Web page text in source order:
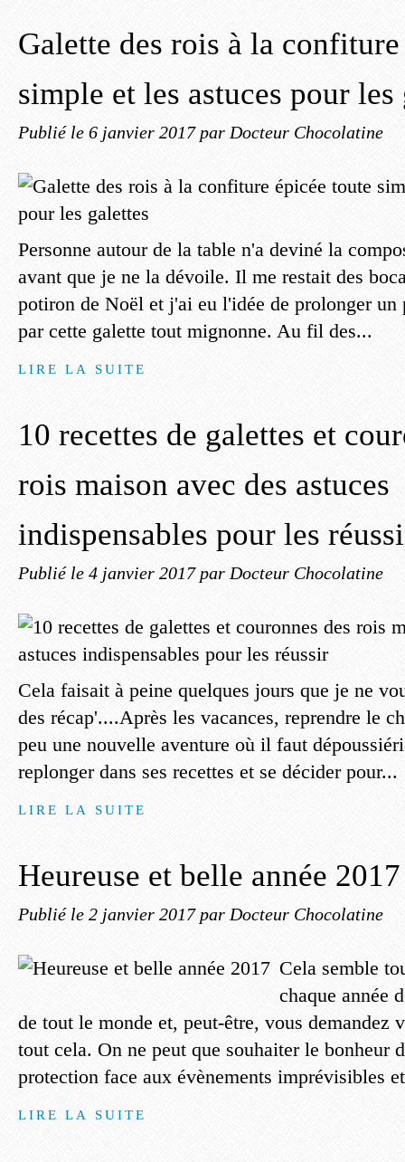
Galette des rois à la
simple et les astuces pour les
Publié le 6 janvier 2017 par Docteur Chocolatine
Personne autour de la table n'a deviné la
avant que je ne la dévoile. Il me restait des
potiron de Noël et j'ai eu l'idée de prolonger un
par cette galette tout mignonne. Au fil des...
LIRE LA SUITE
10 recettes de galettes et
rois maison avec des astuces
indispensables pour les
Publié le 4 janvier 2017 par Docteur Chocolatine
Cela faisait à peine quelques jours que je ne
des récap'....Après les vacances, reprendre le
peu une nouvelle aventure où il faut
replonger dans ses recettes et se décider pour...
LIRE LA SUITE
Heureuse et belle année 2017
Publié le 2 janvier 2017 par Docteur Chocolatine
Cela semble
chaque année
de tout le monde et, peut-être, vous demandez
tout cela. On ne peut que souhaiter le bonheur
protection face aux évènements imprévisibles
LIRE LA SUITE